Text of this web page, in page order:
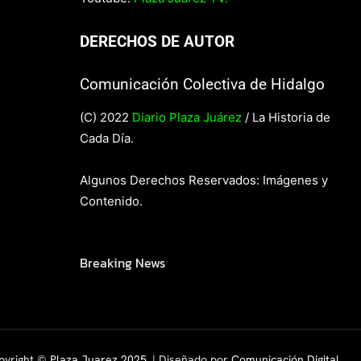
DERECHOS DE AUTOR
Comunicación Colectiva de Hidalgo
(C) 2022 Diario Plaza Juárez / La Historia de
Cada Día.
Algunos Derechos Reservados: Imágenes y
Contenido.
Breaking News